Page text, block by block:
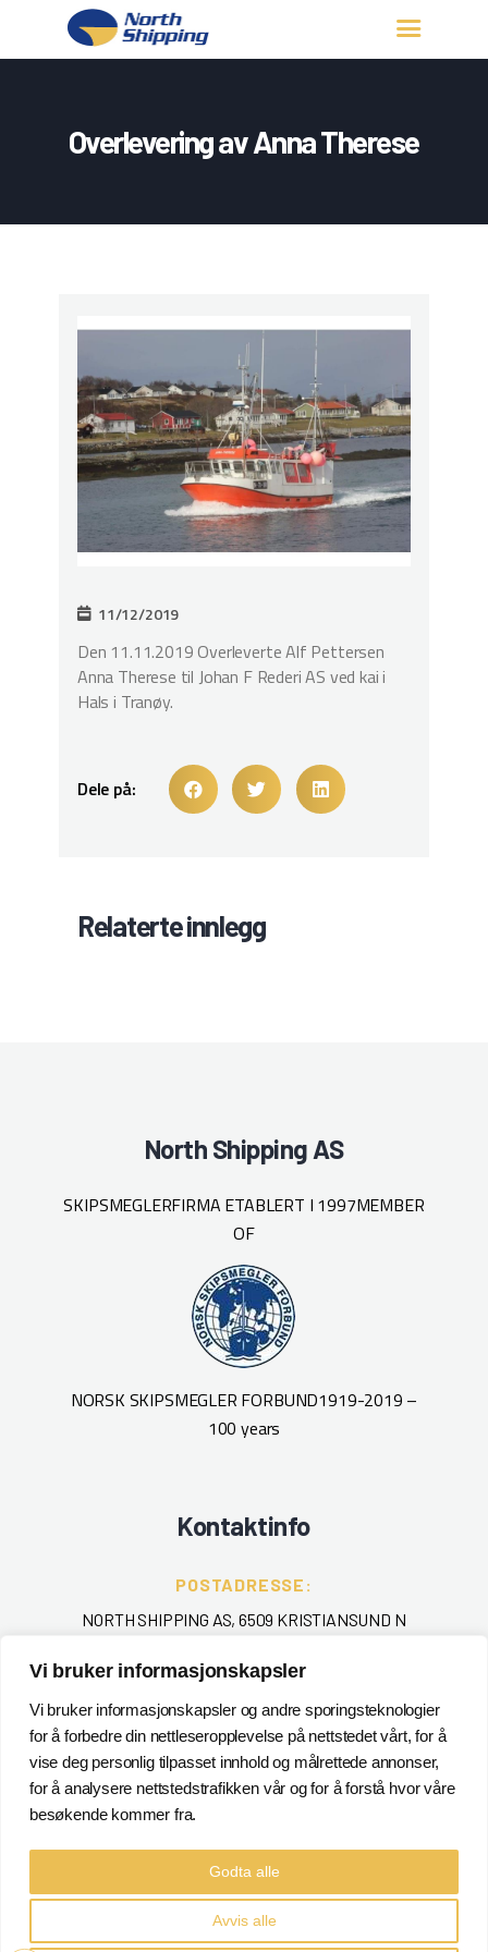
Vi bruker informasjonskapsler
Vi bruker informasjonskapsler og andre sporingsteknologier
for å forbedre din nettleseropplevelse på nettstedet vårt, for å
vise deg personlig tilpasset innhold og målrettede annonser,
for å analysere nettstedstrafikken vår og for å forstå hvor våre
besøkende kommer fra.
Godta alle
Avvis alle
Overlevering av Anna Therese
OM OSS
KONTAKT OSS
11/12/2019
Den 11.11.2019 Overleverte Alf Pettersen
Anna Therese til Johan F Rederi AS ved kai i
Hals i Tranøy.
Dele på:
Relaterte innlegg
North Shipping AS
SKIPSMEGLERFIRMA ETABLERT I 1997MEMBER
OF
NORSK SKIPSMEGLER FORBUND1919-2019 –
100 years
Kontaktinfo
POSTADRESSE:
NORTH SHIPPING AS, 6509 KRISTIANSUND N
TELEFON:
+ 47 715 40 000
EPOST :
POSTMASTER@NORTHSHIPPING.NO